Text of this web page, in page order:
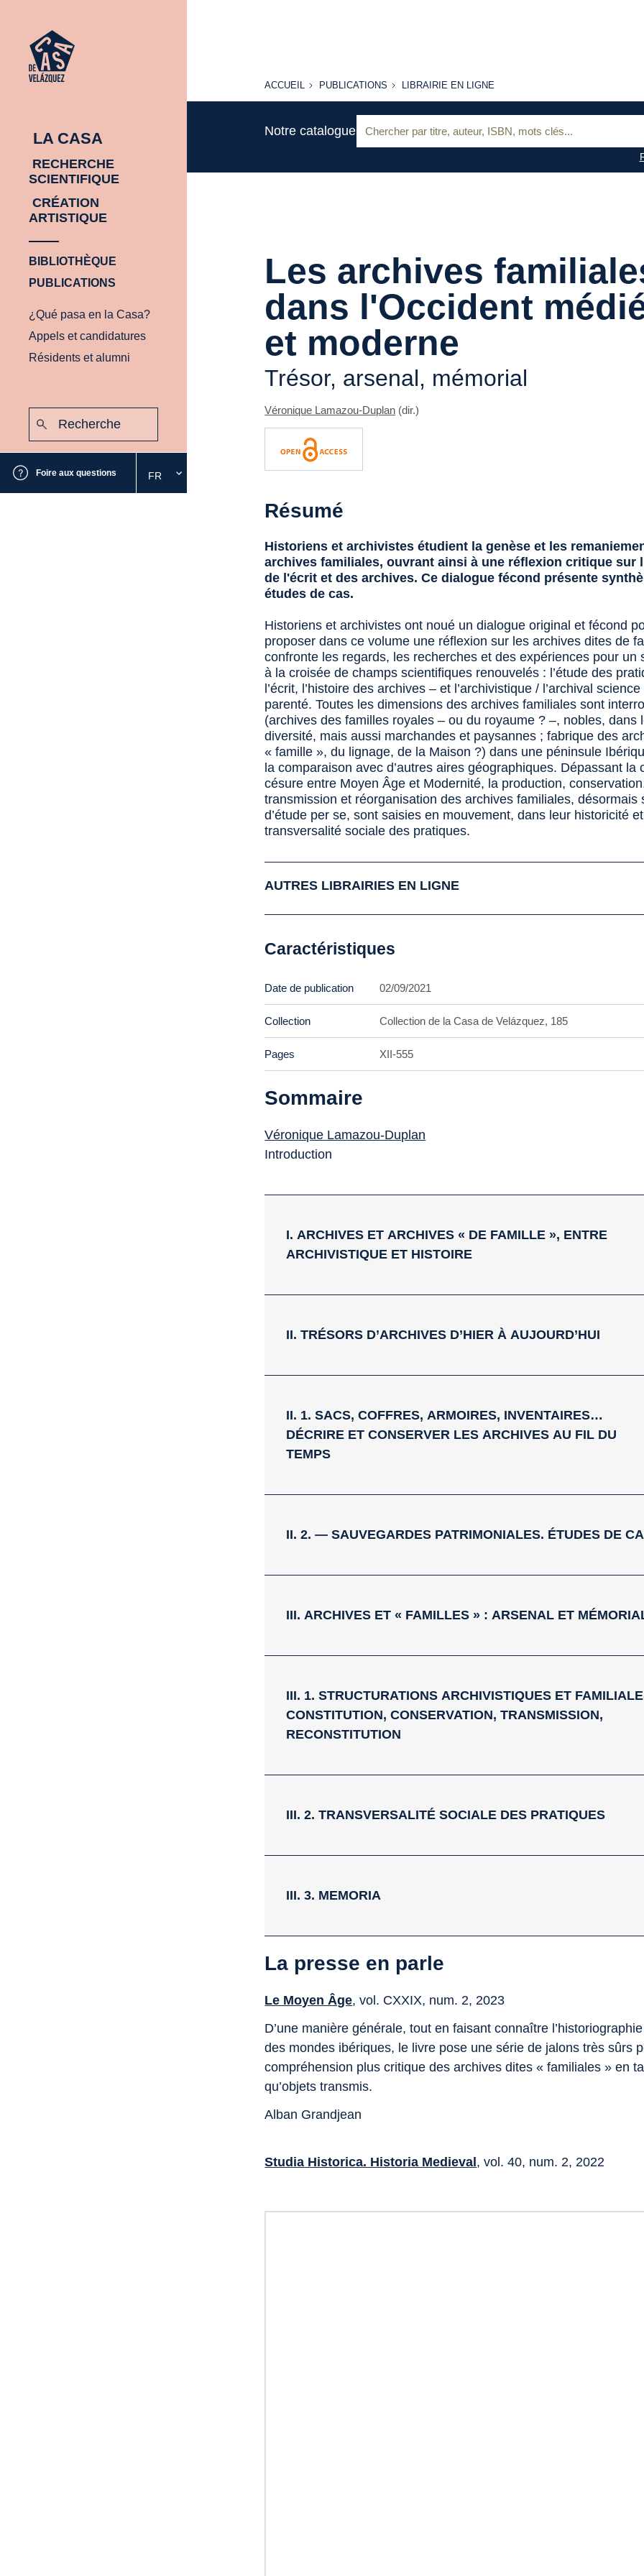
LA CASA
RECHERCHE
SCIENTIFIQUE
CRÉATION
ARTISTIQUE
BIBLIOTHÈQUE
PUBLICATIONS
¿Qué pasa en la Casa?
Appels et candidatures
Résidents et alumni
Foire aux questions
Sélectionnez
la
FR
ACCUEIL
ACCUEIL PUBLICATIONS
PUBLICATIONS
LIBRAIRIE
LIBRAIRIE EN LIGNE
Notre catalogue:
Les archives
dans l'Occident
et moderne
Trésor, arsenal, mémorial
Véronique Lamazou-Duplan (dir.)
Résumé
Historiens et archivistes étudient la genèse et les
archives familiales, ouvrant ainsi à une réflexion critique sur
de l'écrit et des archives. Ce dialogue fécond présente
études de cas.
Historiens et archivistes ont noué un dialogue original et fécond
proposer dans ce volume une réflexion sur les archives dites de
confronte les regards, les recherches et des expériences pour un
à la croisée de champs scientifiques renouvelés : l’étude des
l’écrit, l’histoire des archives – et l’archivistique / l’archival
parenté. Toutes les dimensions des archives familiales sont
(archives des familles royales – ou du royaume ? –, nobles, dans
diversité, mais aussi marchandes et paysannes ; fabrique des
« famille », du lignage, de la Maison ?) dans une péninsule
la comparaison avec d’autres aires géographiques. Dépassant la
césure entre Moyen Âge et Modernité, la production,
transmission et réorganisation des archives familiales, désormais
d’étude per se, sont saisies en mouvement, dans leur historicité
transversalité sociale des pratiques.
AUTRES LIBRAIRIES EN LIGNE
Caractéristiques
Date de publication 02/09/2021
Collection Collection de la Casa de Velázquez, 185
Pages XII-555
Sommaire
Véronique Lamazou-Duplan
Introduction
I. ARCHIVES ET ARCHIVES « DE FAMILLE », ENTRE
ARCHIVISTIQUE ET HISTOIRE
II. TRÉSORS D’ARCHIVES D’HIER À AUJOURD’HUI
II. 1. SACS, COFFRES, ARMOIRES, INVENTAIRES…
DÉCRIRE ET CONSERVER LES ARCHIVES AU FIL DU
TEMPS
II. 2. — SAUVEGARDES PATRIMONIALES. ÉTUDES DE
III. ARCHIVES ET « FAMILLES » : ARSENAL ET
III. 1. STRUCTURATIONS ARCHIVISTIQUES ET
CONSTITUTION, CONSERVATION, TRANSMISSION,
RECONSTITUTION
III. 2. TRANSVERSALITÉ SOCIALE DES PRATIQUES
III. 3. MEMORIA
La presse en parle
Le Moyen Âge, vol. CXXIX, num. 2, 2023
D’une manière générale, tout en faisant connaître
des mondes ibériques, le livre pose une série de jalons très sûrs
compréhension plus critique des archives dites « familiales » en
qu’objets transmis.
Alban Grandjean
Studia Historica. Historia Medieval , vol. 40, num. 2, 2022